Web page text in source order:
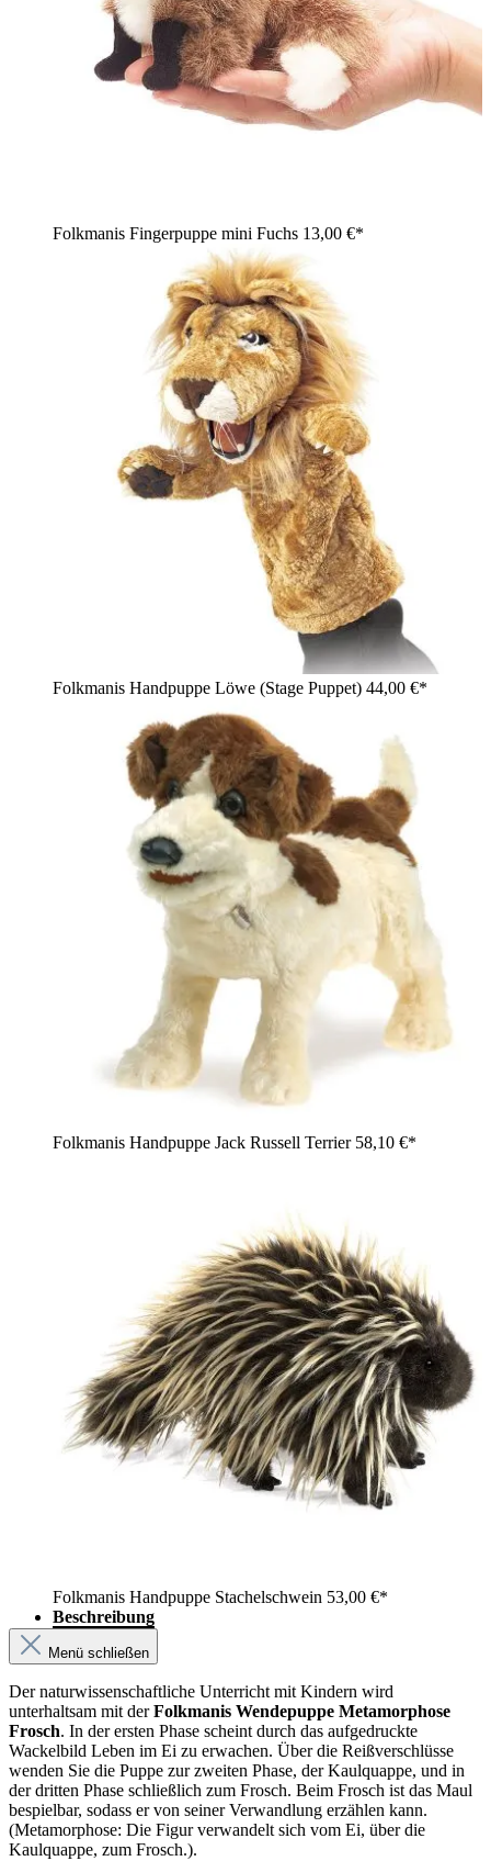
Folkmanis Fingerpuppe mini Fuchs 13,00 €*
Folkmanis Handpuppe Löwe (Stage Puppet) 44,00 €*
Folkmanis Handpuppe Jack Russell Terrier 58,10 €*
Folkmanis Handpuppe Stachelschwein 53,00 €*
Beschreibung
Menü schließen
Der naturwissenschaftliche Unterricht mit Kindern wird
unterhaltsam mit derFolkmanis Wendepuppe Metamorphose
Frosch. In der ersten Phase scheint durch das aufgedruckte
Wackelbild Leben im Ei zu erwachen. Über die Reißverschlüsse
wenden Sie die Puppe zur zweiten Phase, der Kaulquappe, und in
der dritten Phase schließlich zum Frosch. Beim Frosch ist das Maul
bespielbar, sodass er von seiner Verwandlung erzählen kann.
(Metamorphose: Die Figur verwandelt sich vom Ei, über die
Kaulquappe, zum Frosch.).